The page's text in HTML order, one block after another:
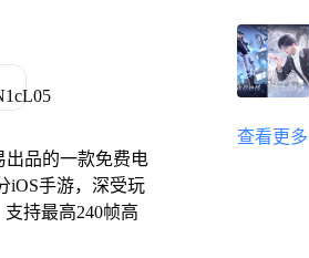
出品的一款免费电
iOS手游，深受玩
持最高240帧高
查看更多